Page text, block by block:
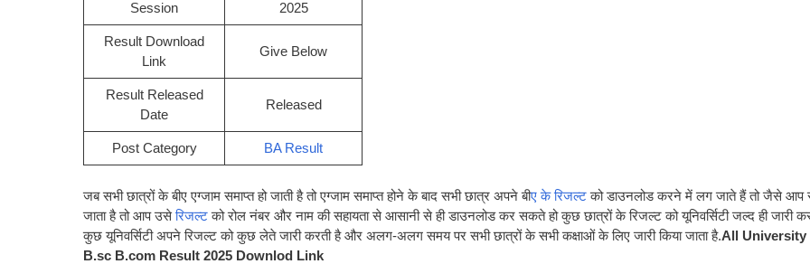
Session 2025
Result Download
Link
Give Below
Result Released
Date
Released
Post Category BA Result
जब सभी छात्रों के बीए एग्जाम समाप्त हो जाती है तो एग्जाम समाप्त होने के बाद सभी छात्र अपने बीए के रिजल्टको डाउनलोड करने में लग जाते हैं तो जैसे आप
जाता है तो आप उसेरिजल्टको रोल नंबर और नाम की सहायता से आसानी से ही डाउनलोड कर सकते हो कुछ छात्रों के रिजल्ट को यूनिवर्सिटी जल्द ही जारी
कुछ यूनिवर्सिटी अपने रिजल्ट को कुछ लेते जारी करती है और अलग-अलग समय पर सभी छात्रों के सभी कक्षाओं के लिए जारी किया जाता है.All University
B.sc B.com Result 2025 Downlod Link